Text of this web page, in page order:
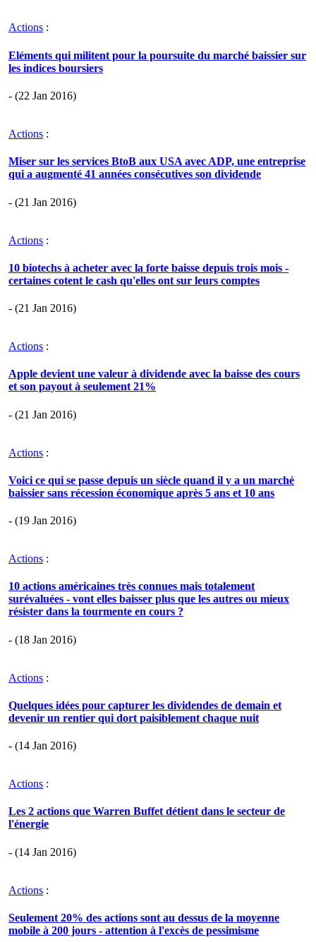
Actions :
Eléments qui militent pour la poursuite du marché baissier sur
les indices boursiers
- (22 Jan 2016)
Actions :
Miser sur les services BtoB aux USA avec ADP, une entreprise
qui a augmenté 41 années consécutives son dividende
- (21 Jan 2016)
Actions :
10 biotechs à acheter avec la forte baisse depuis trois mois -
certaines cotent le cash qu'elles ont sur leurs comptes
- (21 Jan 2016)
Actions :
Apple devient une valeur à dividende avec la baisse des cours
et son payout à seulement 21%
- (21 Jan 2016)
Actions :
Voici ce qui se passe depuis un siècle quand il y a un marché
baissier sans récession économique après 5 ans et 10 ans
- (19 Jan 2016)
Actions :
10 actions américaines très connues mais totalement
surévaluées - vont elles baisser plus que les autres ou mieux
résister dans la tourmente en cours ?
- (18 Jan 2016)
Actions :
Quelques idées pour capturer les dividendes de demain et
devenir un rentier qui dort paisiblement chaque nuit
- (14 Jan 2016)
Actions :
Les 2 actions que Warren Buffet détient dans le secteur de
l'énergie
- (14 Jan 2016)
Actions :
Seulement 20% des actions sont au dessus de la moyenne
mobile à 200 jours - attention à l'excès de pessimisme